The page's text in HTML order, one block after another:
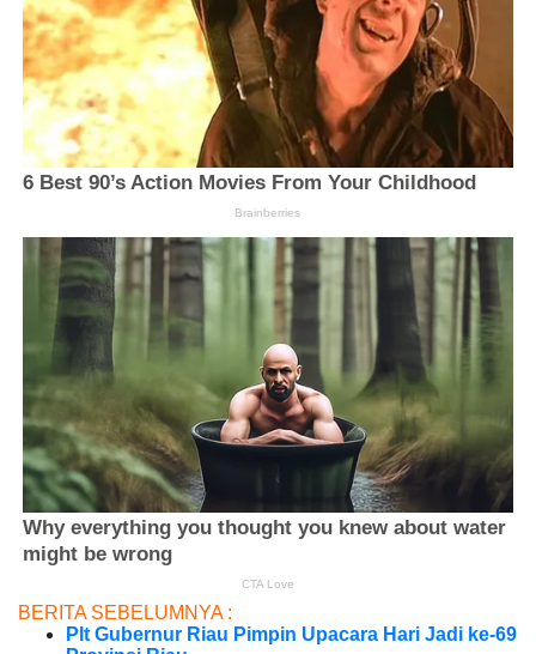
BERITA SEBELUMNYA :
Plt Gubernur Riau Pimpin Upacara Hari Jadi ke-69